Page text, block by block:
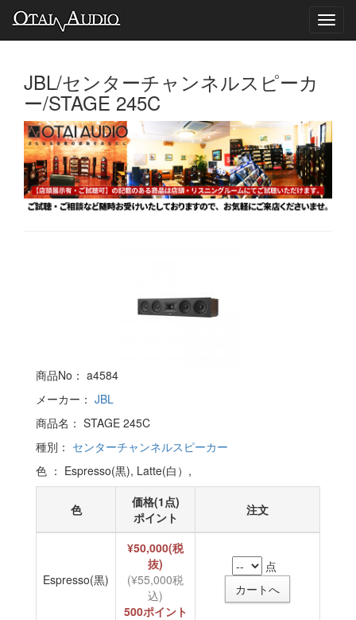
JBL/センターチャンネルスピーカ
ー/STAGE 245C
商品No： a4584
メーカー： JBL
商品名： STAGE 245C
種別： センターチャンネルスピーカー
色 ： Espresso(黒), Latte(白）,
色
価格(1点)
ポイント
注文
Espresso(黒)
¥50,000(税
抜)
(¥55,000税
込)
500ポイント
点